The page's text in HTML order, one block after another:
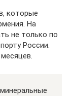
которые
На
не только по
России.